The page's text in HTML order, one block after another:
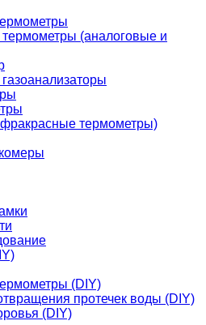
(аналоговые и
термометры)
(DIY)
протечек воды (DIY)
(DIY)